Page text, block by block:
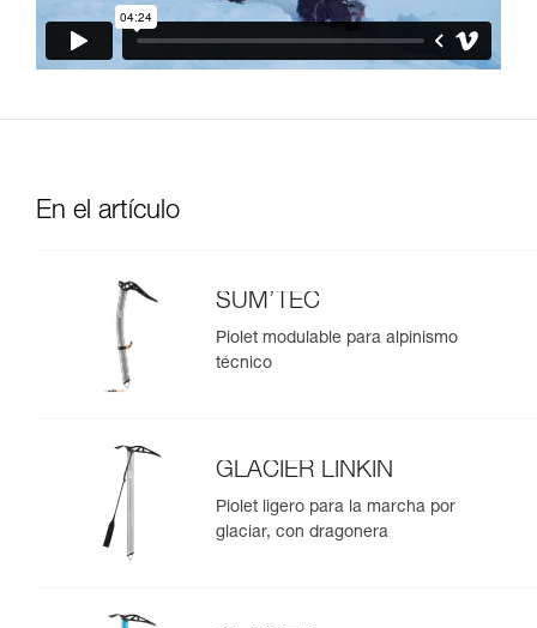
En el artículo
SUM’TEC
Piolet modulable para alpinismo
técnico
GLACIER LINKIN
Piolet ligero para la marcha por
glaciar, con dragonera